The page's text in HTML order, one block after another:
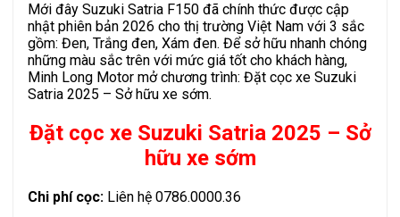
Mới đây Suzuki Satria F150 đã chính thức được cập
nhật phiên bản 2026 cho thị trường Việt Nam với 3 sắc
gồm: Đen, Trắng đen, Xám đen. Để sở hữu nhanh chóng
những màu sắc trên với mức giá tốt cho khách hàng,
Minh Long Motor mở chương trình: Đặt cọc xe Suzuki
Satria 2025 – Sở hữu xe sớm.
Đặt cọc xe Suzuki Satria 2025 – Sở
hữu xe sớm
Chi phí cọc: Liên hệ 0786.0000.36